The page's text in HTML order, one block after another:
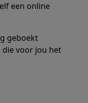
een online
geboekt
voor jou het